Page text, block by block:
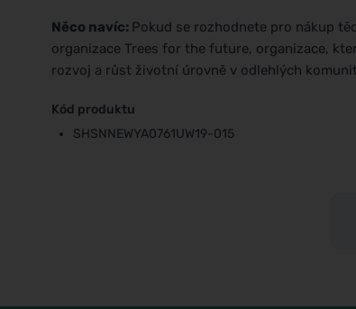
Něco navíc: Pokud se rozhodnete pro nákup
organizace Trees for the future, organizace,
rozvoj a růst životní úrovně v odlehlých
Kód produktu
SHSNNEWYA0761UW19-015